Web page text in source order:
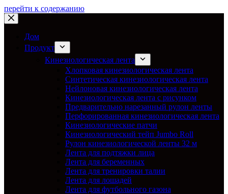
перейти к содержанию
Дом
Продукт
Кинезиологическая лента
Хлопковая кинезиологическая лента
Синтетическая кинезиологическая лента
Нейлоновая кинезиологическая лента
Кинезиологическая лента с рисунком
Предварительно нарезанный рулон ленты
Перфорированная кинезиологическая лента
Кинезиологические патчи
Кинезиологический тейп Jumbo Roll
Рулон кинезиологической ленты 32 м
Лента для подтяжки лица
Лента для беременных
Лента для тренировки талии
Лента для лошадей
Лента для футбольного газона